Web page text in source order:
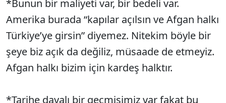
*Bunun bir maliyeti var, bir bedeli var.
Amerika burada “kapılar açılsın ve Afgan halkı
Türkiye’ye girsin” diyemez. Nitekim böyle bir
şeye biz açık da değiliz, müsaade de etmeyiz.
Afgan halkı bizim için kardeş halktır.
*Tarihe dayalı bir geçmişimiz var fakat bu